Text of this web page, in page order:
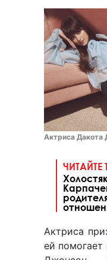
Актриса Дакота
Актриса
ей помогает